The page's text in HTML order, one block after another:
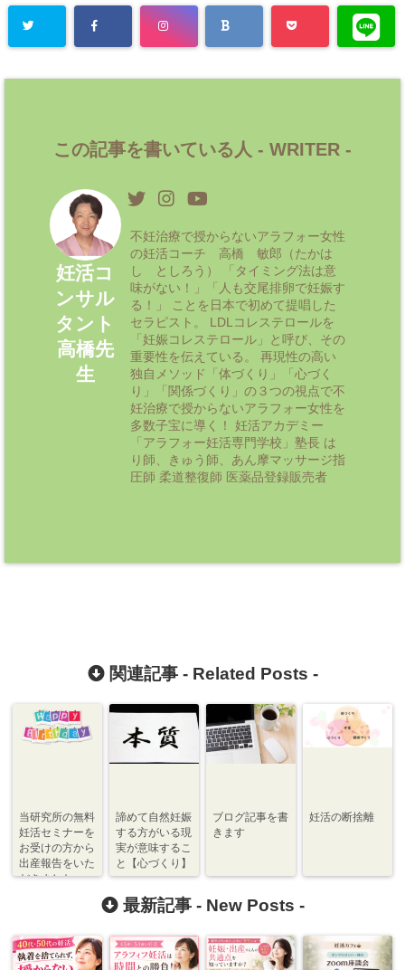
この記事を書いている人 - WRITER -
妊活コ
ンサル
タント
高橋先
生
不妊治療で授からないアラフォー女性
の妊活コーチ 高橋 敏郎（たかは
し としろう） 「タイミング法は意
味がない！」「人も交尾排卵で妊娠す
る！」 ことを日本で初めて提唱した
セラピスト。 LDLコレステロールを
「妊娠コレステロール」と呼び、その
重要性を伝えている。 再現性の高い
独自メソッド「体づくり」「心づく
り」「関係づくり」の３つの視点で不
妊治療で授からないアラフォー女性を
多数子宝に導く！ 妊活アカデミー
「アラフォー妊活専門学校」塾長 は
り師、きゅう師、あん摩マッサージ指
圧師 柔道整復師 医薬品登録販売者
関連記事 - Related Posts -
当研究所の無料
妊活セミナーを
お受けの方から
出産報告をいた
だきました♪
諦めて自然妊娠
する方がいる現
実が意味するこ
と【心づくり】
ブログ記事を書
きます
妊活の断捨離
最新記事 - New Posts -